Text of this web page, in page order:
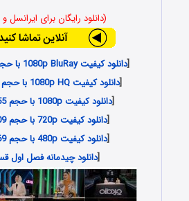
(دانلود رایگان برای ایرانسل
[دانلود کیفیت 1080p BluRay با حجم 5.93 گیگابایت
[دانلود کیفیت 1080p HQ با حجم 2.13 گیگابایت
[دانلود کیفیت 1080p با حجم 1.55 گیگابایت
[دانلود کیفیت 720p با حجم 809 مگابایت
[دانلود کیفیت 480p با حجم 569 مگابایت
[دانلود چیدمانه فصل اول